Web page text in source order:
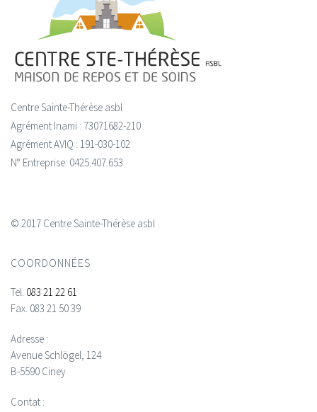
Centre Sainte-Thérèse asbl
Agrément Inami : 73071682-210
Agrément AVIQ : 191-030-102
N° Entreprise: 0425.407.653
© 2017 Centre Sainte-Thérèse asbl
COORDONNÉES
Tel. 083 21 22 61
Fax. 083 21 50 39
Adresse :
Avenue Schlögel, 124
B-5590 Ciney
Contat :